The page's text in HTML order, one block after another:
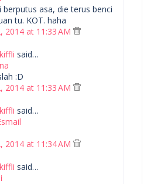
berputus asa, die terus benci
tu. KOT. haha
2014 at 11:33 AM
said…
:D
2014 at 11:33 AM
said…
2014 at 11:34 AM
said…